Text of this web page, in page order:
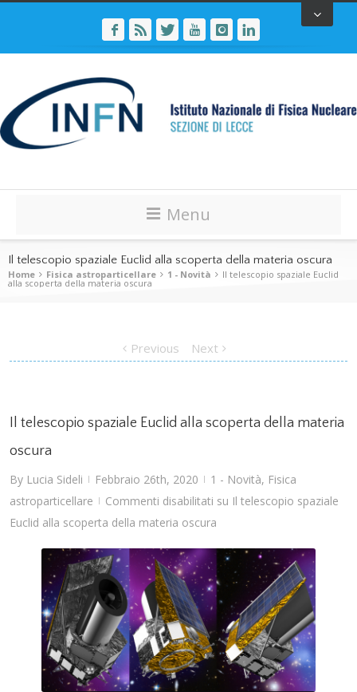
Menu
Il telescopio spaziale Euclid alla scoperta della materia oscura
Home Fisica astroparticellare 1 - Novità Il telescopio spaziale Euclid
alla scoperta della materia oscura
Previous Next
Il telescopio spaziale Euclid alla scoperta della materia
oscura
By Lucia Sideli | Febbraio 26th, 2020 | 1 - Novità, Fisica
astroparticellare
| Commenti disabilitati su Il telescopio spaziale
Euclid alla scoperta della materia oscura